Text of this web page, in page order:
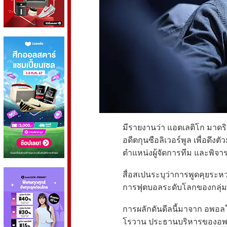
มีรายงานว่า แอตเลติโก มาด
อดีตกุนซือลิเวอร์พูล เพื่อดึงตั
ตำแหน่งผู้จัดการทีม และพิจา
สื่อสเปนระบุว่าการพูดคุยระ
การฟุตบอลระดับโลกของกลุ่
การผลักดันดีลนี้มาจาก อพอ
โรวาน ประธานบริหารของอ